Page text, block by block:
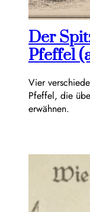
Der
Pfeffel
Vier
Pfeffel, die
erwähnen.